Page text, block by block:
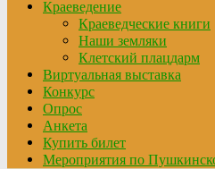
Краеведение
Краеведческие книги
Наши земляки
Клетский плацдарм
Виртуальная выставка
Конкурс
Опрос
Анкета
Купить билет
Мероприятия по